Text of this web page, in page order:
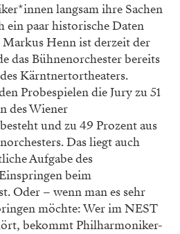
langsam ihre Sachen
ein paar historische Daten
MarkusHenn ist derzeit der
das Bühnenorchester bereits
Kärntnertortheaters.
Probespielen die Jury zu 51
des Wiener
und zu 49 Prozent aus
Das liegtauch
Aufgabedes
beim
Oder – wenn manes sehr
möchte:Wer im NEST
bekommt Philharmoniker-